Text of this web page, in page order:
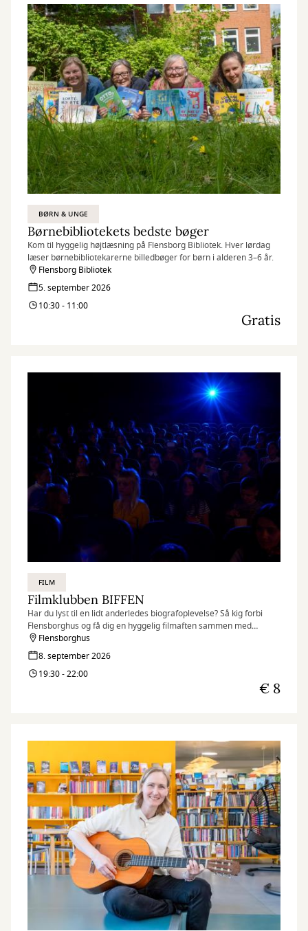
BØRN & UNGE
Børnebibliotekets bedste bøger
Kom til hyggelig højtlæsning på Flensborg Bibliotek. Hver lørdag
læser børnebibliotekarerne billedbøger for børn i alderen 3–6 år.
Flensborg Bibliotek
5. september 2026
10:30 - 11:00
Gratis
FILM
Filmklubben BIFFEN
Har du lyst til en lidt anderledes biografoplevelse? Så kig forbi
Flensborghus og få dig en hyggelig filmaften sammen med
ligesindede. Aftenen bliver indledt med et kort oplæg om filmen.
Du kan derudover glæde dig til et lækkert ostebord og et godt glas
rødvin!
Flensborghus
8. september 2026
19:30 - 22:00
€ 8